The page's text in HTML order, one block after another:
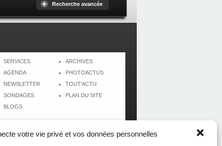
votre vie privé et vos données personnelles
Recherche avancée
SERVICES
AGENDA
NEWSLETTER
SONDAGES
BLOGS
ARCHIVES
PHOTOACTUS
TOUT'ACTU
PLAN DU SITE